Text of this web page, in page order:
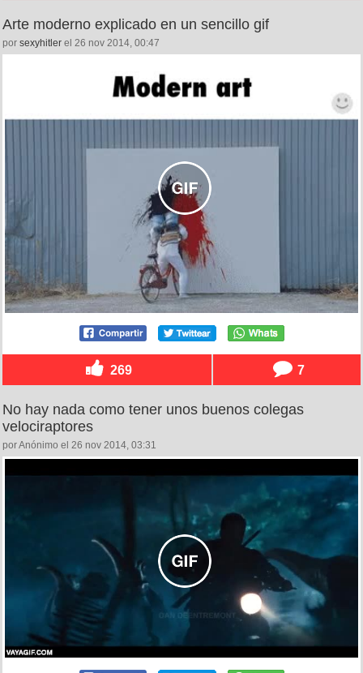
Arte moderno explicado en un sencillo gif
por sexyhitler el 26 nov 2014, 00:47
269 7
No hay nada como tener unos buenos colegas
velociraptores
por Anónimo el 26 nov 2014, 03:31